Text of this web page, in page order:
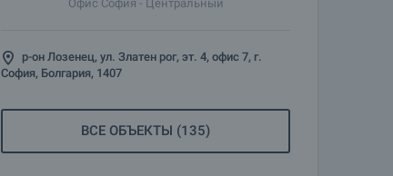
Офис София - Центральный
р-он Лозенец, ул. Златен рог, эт. 4, офис 7, г.
София, Болгария, 1407
ВСЕ ОБЪЕКТЫ (135)